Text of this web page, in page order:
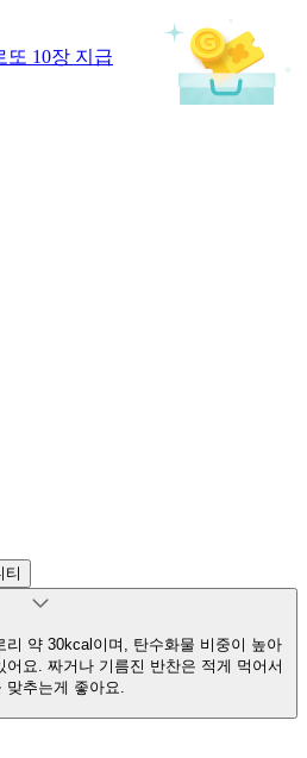
또 10장 지급
티
리 약 30kcal이며, 탄수화물 비중이 높아
어요. 짜거나 기름진 반찬은 적게 먹어서
맞추는게 좋아요.